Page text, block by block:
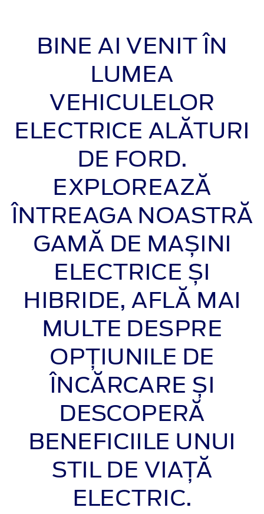
BINE AI VENIT ÎN
LUMEA
VEHICULELOR
ELECTRICE ALĂTURI
DE FORD.
EXPLOREAZĂ
ÎNTREAGA NOASTRĂ
GAMĂ DE MAȘINI
ELECTRICE ȘI
HIBRIDE, AFLĂ MAI
MULTE DESPRE
OPȚIUNILE DE
ÎNCĂRCARE ȘI
DESCOPERĂ
BENEFICIILE UNUI
STIL DE VIAȚĂ
ELECTRIC.